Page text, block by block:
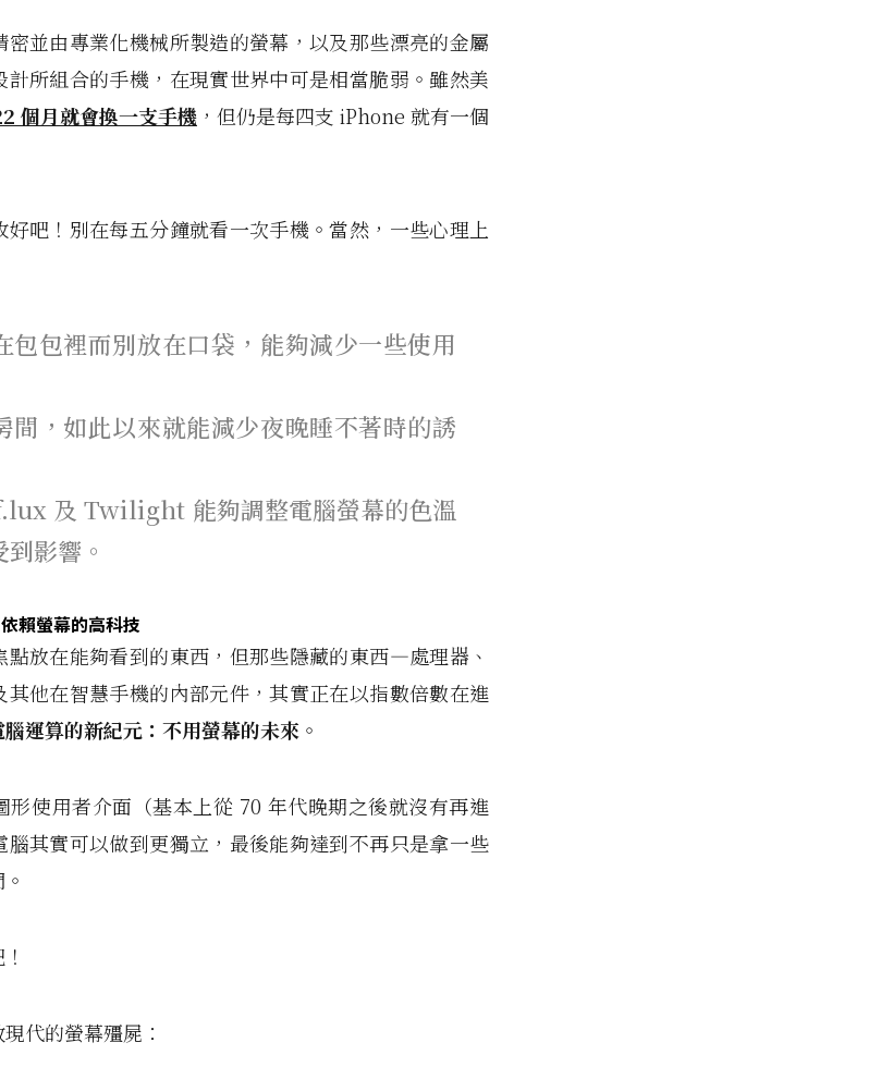
密並由專業化機械所製造的螢幕，以及那些漂亮的金屬
所組合的手機，在現實世界中可是相當脆弱。雖然美
個月就會換一支手機 ，但仍是每四支 iPhone 就有一個
吧！別在每五分鐘就看一次手機。當然，一些心理上
包包裡而別放在口袋，能夠減少一些使用
間，如此以來就能減少夜晚睡不著時的誘
及 Twilight 能夠調整電腦螢幕的色溫
影響。
賴螢幕的高科技
點放在能夠看到的東西，但那些隱藏的東西—處理器、
其他在智慧手機的內部元件，其實正在以指數倍數在進
運算的新紀元：不用螢幕的未來 。
形使用者介面（基本上從 70 年代晚期之後就沒有再進
其實可以做到更獨立，最後能夠達到不再只是拿一些
代的螢幕殭屍：